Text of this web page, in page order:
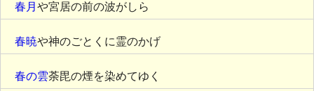
春月 や宮居の前の波がしら
春暁や神のごとくに霊のかげ
春の雲荼毘の煙を染めてゆく